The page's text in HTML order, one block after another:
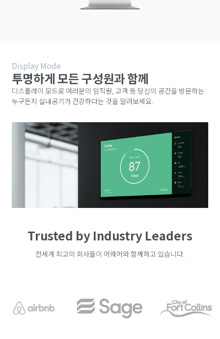
Display Mode
투명하게 모든 구성원과 함께
디스플레이 모드로 여러분의 임직원, 고객 등 당신의 공간을 방문하는
누구든지 실내공기가 건강하다는 것을 알려보세요.
Trusted by Industry Leaders
전세계 최고의 회사들이 어웨어와 함께하고 있습니다.